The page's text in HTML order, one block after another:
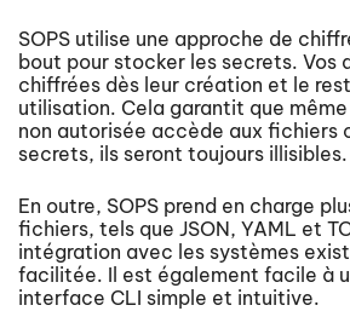
SOPS utilise une approche de
bout pour stocker les secrets. Vos
chiffrées dès leur création et le
utilisation. Cela garantit que même
non autorisée accède aux fichiers
secrets, ils seront toujours illisibles.
En outre, SOPS prend en charge
fichiers, tels que JSON, YAML et
intégration avec les systèmes
facilitée. Il est également facile à
interface CLI simple et intuitive.